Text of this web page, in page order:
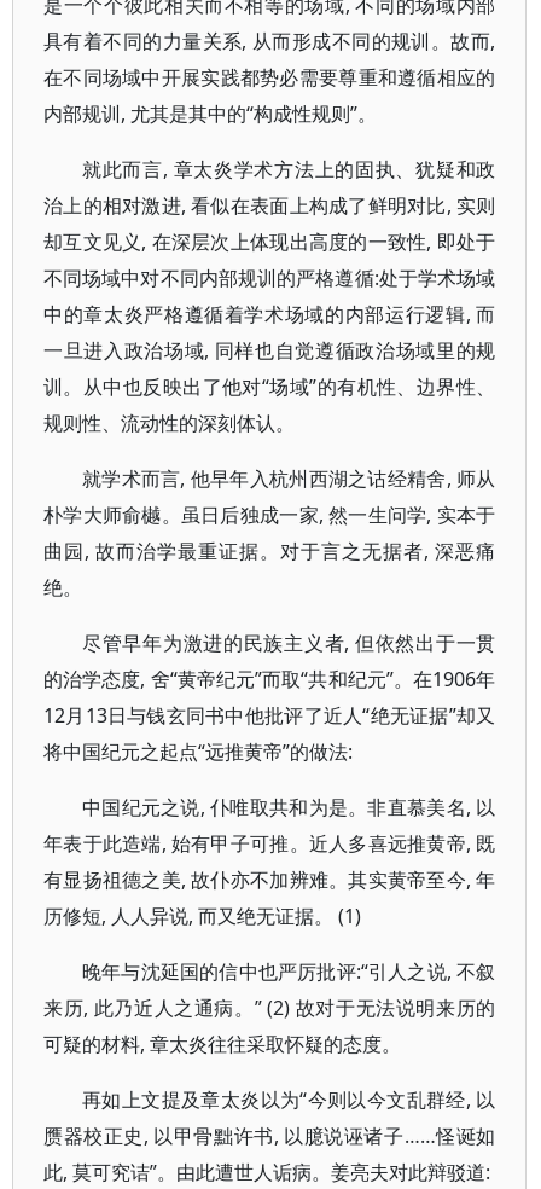
具有着不同的力量关系, 从而形成不同的规训。故而,
在不同场域中开展实践都势必需要尊重和遵循相应的
内部规训, 尤其是其中的“构成性规则”。
就此而言, 章太炎学术方法上的固执、犹疑和政
治上的相对激进, 看似在表面上构成了鲜明对比, 实则
却互文见义, 在深层次上体现出高度的一致性, 即处于
不同场域中对不同内部规训的严格遵循:处于学术场域
中的章太炎严格遵循着学术场域的内部运行逻辑, 而
一旦进入政治场域, 同样也自觉遵循政治场域里的规
训。从中也反映出了他对“场域”的有机性、边界性、
规则性、流动性的深刻体认。
就学术而言, 他早年入杭州西湖之诂经精舍, 师从
朴学大师俞樾。虽日后独成一家, 然一生问学, 实本于
曲园, 故而治学最重证据。对于言之无据者, 深恶痛
绝。
尽管早年为激进的民族主义者, 但依然出于一贯
的治学态度, 舍“黄帝纪元”而取“共和纪元”。在1906年
12月13日与钱玄同书中他批评了近人“绝无证据”却又
将中国纪元之起点“远推黄帝”的做法:
中国纪元之说, 仆唯取共和为是。非直慕美名, 以
年表于此造端, 始有甲子可推。近人多喜远推黄帝, 既
有显扬祖德之美, 故仆亦不加辨难。其实黄帝至今, 年
历修短, 人人异说, 而又绝无证据。 (1)
晚年与沈延国的信中也严厉批评:“引人之说, 不叙
来历, 此乃近人之通病。” (2) 故对于无法说明来历的
可疑的材料, 章太炎往往采取怀疑的态度。
再如上文提及章太炎以为“今则以今文乱群经, 以
赝器校正史, 以甲骨黜许书, 以臆说诬诸子……怪诞如
此, 莫可究诘”。由此遭世人诟病。姜亮夫对此辩驳道: